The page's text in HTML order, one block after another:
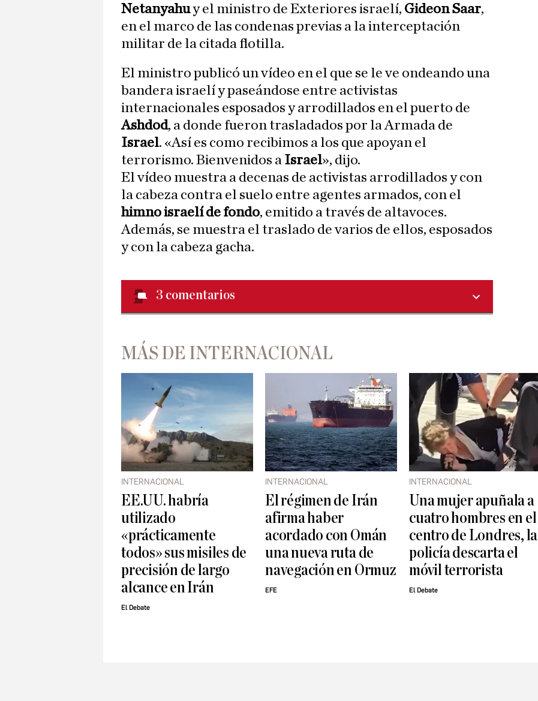
Netanyahuy el ministro de Exteriores israelí, Gideon Saar,
en el marco de las condenas previas a la interceptación
militar de la citada flotilla.
El ministro publicó un vídeo en el que se le ve ondeando una
bandera israelí y paseándose entre activistas
internacionales esposados y arrodillados en el puerto de
Ashdod, a donde fueron trasladados por la Armada de
Israel. «Así es como recibimos a los que apoyan el
terrorismo. Bienvenidos a Israel», dijo.
El vídeo muestra a decenas de activistas arrodillados y con
la cabeza contra el suelo entre agentes armados, con el
himno israelí de fondo, emitido a través de altavoces.
Además, se muestra el traslado de varios de ellos, esposados
y con la cabeza gacha.
3 comentarios
MÁS DE INTERNACIONAL
INTERNACIONAL
EE.UU. habría
utilizado
«prácticamente
todos» sus misiles de
precisión de largo
alcance en Irán
El Debate
INTERNACIONAL
El régimen de Irán
afirma haber
acordado con Omán
una nueva ruta de
navegación en Ormuz
EFE
INTERNACIONAL
Una mujer apuñala a
cuatro hombres en el
centro de Londres, la
policía descarta el
móvil terrorista
El Debate